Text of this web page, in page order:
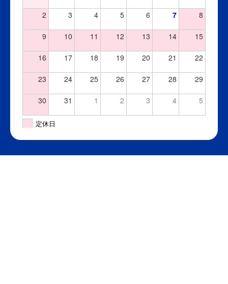
2 3 4 5 6 7 8
9 10 11 12 13 14 15
16 17 18 19 20 21 22
23 24 25 26 27 28 29
30 31 1 2 3 4 5
定休日